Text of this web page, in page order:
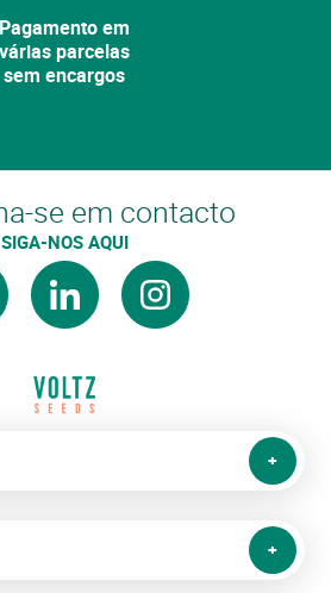
Pagamento em
várias parcelas
sem encargos
se em contacto
SIGA-NOS AQUI
linkedin instagram